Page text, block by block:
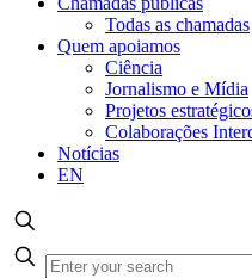
Todas as chamadas
Quem apoiamos
Ciência
Jornalismo e Mídia
Projetos
Colaborações
Notícias
EN